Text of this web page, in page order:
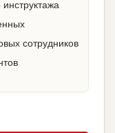
сотрудников